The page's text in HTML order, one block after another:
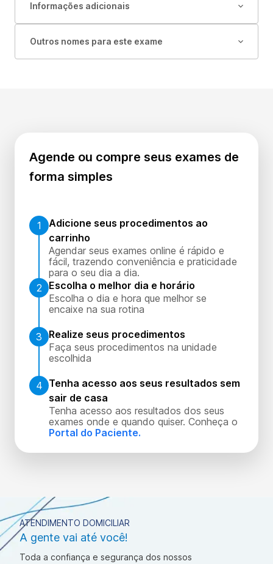
Informações adicionais
Outros nomes para este exame
Agende ou compre seus exames de
forma simples
1
Adicione seus procedimentos ao
carrinho
Agendar seus exames online é rápido e
fácil, trazendo conveniência e praticidade
para o seu dia a dia.
2
Escolha o melhor dia e horário
Escolha o dia e hora que melhor se
encaixe na sua rotina
3
Realize seus procedimentos
Faça seus procedimentos na unidade
escolhida
4 Tenha acesso aos seus resultados sem
sair de casa
Tenha acesso aos resultados dos seus
exames onde e quando quiser. Conheça o
Portal do Paciente.
ATENDIMENTO DOMICILIAR
A gente vai até você!
Toda a confiança e segurança dos nossos